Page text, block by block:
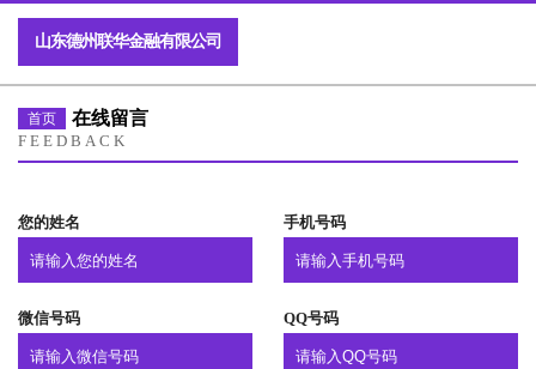
山东德州联华金融有限公司
首页 在线留言
FEEDBACK
您的姓名 手机号码
微信号码 QQ号码